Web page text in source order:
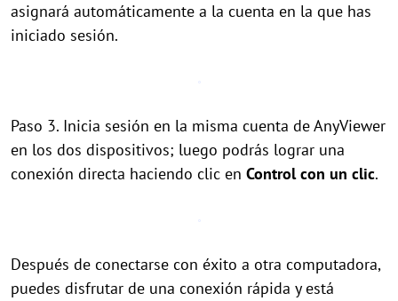
asignará automáticamente a la cuenta en la que has
iniciado sesión.
Paso 3. Inicia sesión en la misma cuenta de AnyViewer
en los dos dispositivos; luego podrás lograr una
conexión directa haciendo clic en Control con un clic.
Después de conectarse con éxito a otra computadora,
puedes disfrutar de una conexión rápida y está